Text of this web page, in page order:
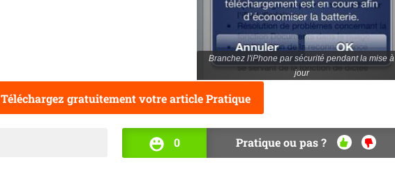
Branchez l'iPhone par sécurité pendant la mise à
jour
Téléchargez gratuitement votre article Pratique
0 Pratique ou pas ?
OUI NON